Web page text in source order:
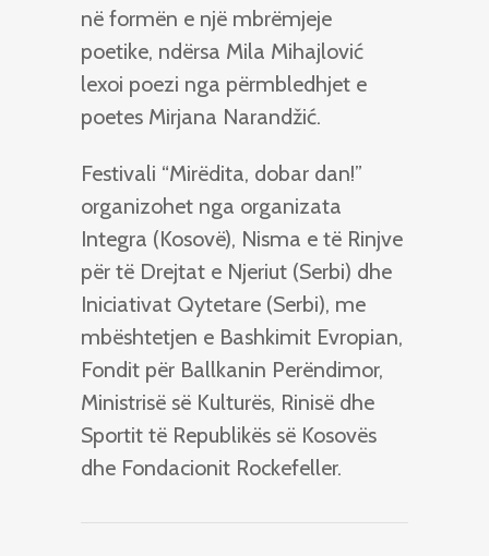
në formën e një mbrëmjeje
poetike, ndërsa Mila Mihajlović
lexoi poezi nga përmbledhjet e
poetes Mirjana Narandžić.
Festivali “Mirëdita, dobar dan!”
organizohet nga organizata
Integra (Kosovë), Nisma e të Rinjve
për të Drejtat e Njeriut (Serbi) dhe
Iniciativat Qytetare (Serbi), me
mbështetjen e Bashkimit Evropian,
Fondit për Ballkanin Perëndimor,
Ministrisë së Kulturës, Rinisë dhe
Sportit të Republikës së Kosovës
dhe Fondacionit Rockefeller.